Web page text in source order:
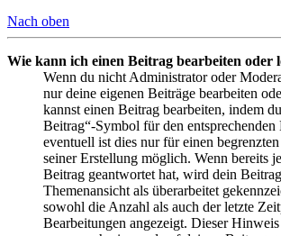
Nach oben
Wie kann ich einen Beitrag bearbeiten oder
Wenn du nicht Administrator oder
nur deine eigenen Beiträge bearbeiten
kannst einen Beitrag bearbeiten, indem
Beitrag“-Symbol für den
eventuell ist dies nur für einen
seiner Erstellung möglich. Wenn bereits
Beitrag geantwortet hat, wird dein
Themenansicht als überarbeitet
sowohl die Anzahl als auch der letzte
Bearbeitungen angezeigt. Dieser